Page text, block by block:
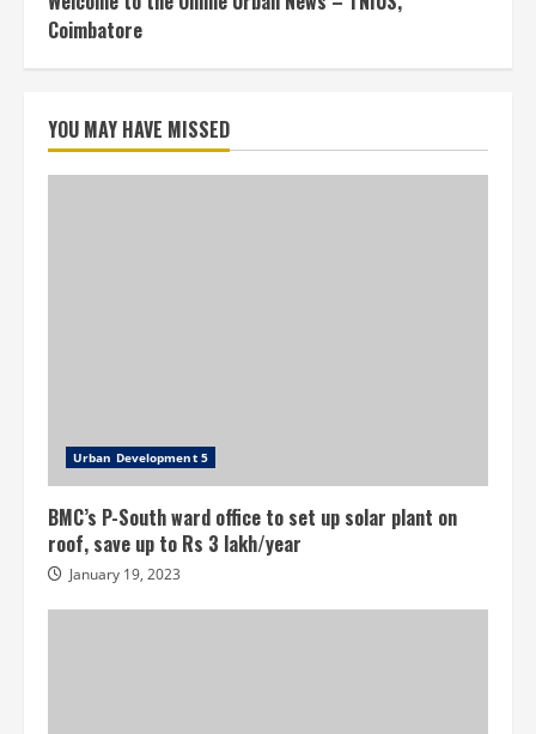
Coimbatore
YOU MAY HAVE MISSED
Urban Development 5
BMC’s P-South ward office to set up solar plant on
roof, save up to Rs 3 lakh/year
January 19, 2023